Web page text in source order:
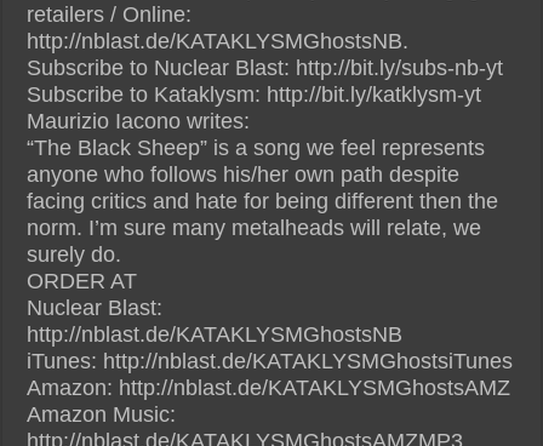
retailers / Online:
http://nblast.de/KATAKLYSMGhostsNB.
Subscribe to Nuclear Blast: http://bit.ly/subs-nb-yt
Subscribe to Kataklysm: http://bit.ly/katklysm-yt
Maurizio Iacono writes:
“The Black Sheep” is a song we feel represents
anyone who follows his/her own path despite
facing critics and hate for being different then the
norm. I’m sure many metalheads will relate, we
surely do.
ORDER AT
Nuclear Blast:
http://nblast.de/KATAKLYSMGhostsNB
iTunes: http://nblast.de/KATAKLYSMGhostsiTunes
Amazon: http://nblast.de/KATAKLYSMGhostsAMZ
Amazon Music:
http://nblast.de/KATAKLYSMGhostsAMZMP3